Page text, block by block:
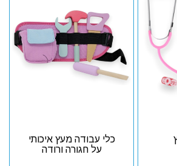
כלי עבודה מעץ איכותי
על חגורה ורודה